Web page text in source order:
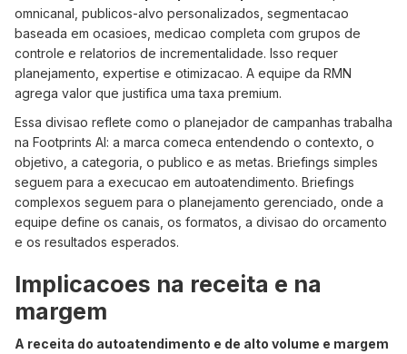
omnicanal, publicos-alvo personalizados, segmentacao
baseada em ocasioes, medicao completa com grupos de
controle e relatorios de incrementalidade. Isso requer
planejamento, expertise e otimizacao. A equipe da RMN
agrega valor que justifica uma taxa premium.
Essa divisao reflete como o planejador de campanhas trabalha
na Footprints AI: a marca comeca entendendo o contexto, o
objetivo, a categoria, o publico e as metas. Briefings simples
seguem para a execucao em autoatendimento. Briefings
complexos seguem para o planejamento gerenciado, onde a
equipe define os canais, os formatos, a divisao do orcamento
e os resultados esperados.
Implicacoes na receita e na
margem
A receita do autoatendimento e de alto volume e margem